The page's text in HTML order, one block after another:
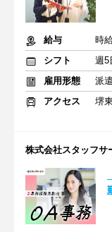
給与
時
シフト
週5
雇用形態
派
アクセス
堺
株式会社スタッフサ